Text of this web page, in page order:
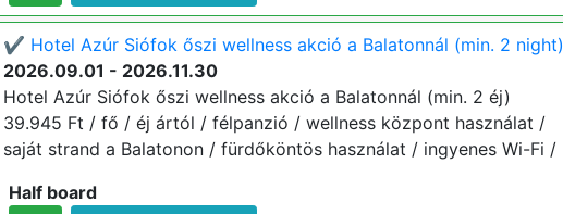
✔️ Hotel Azúr Siófok őszi wellness akció a Balatonnál (min. 2 night)
2026.09.01 - 2026.11.30
Hotel Azúr Siófok őszi wellness akció a Balatonnál (min. 2 éj)
39.945 Ft / fő / éj ártól / félpanzió / wellness központ használat /
saját strand a Balatonon / fürdőköntös használat / ingyenes Wi-Fi /
Half board